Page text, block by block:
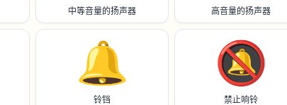
中等音量的扬声器 高音量的扬声器
🔔
铃铛
🔕
禁止响铃